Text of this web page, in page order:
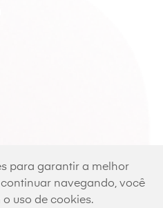
para garantir a melhor
navegando, você
uso de cookies.